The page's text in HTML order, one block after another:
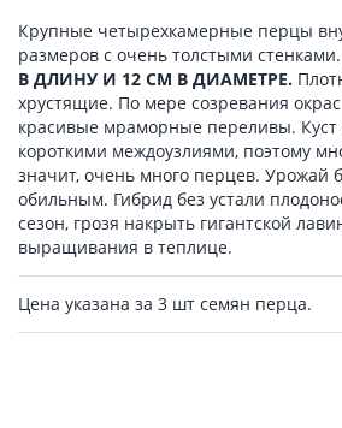
Крупные четырехкамерные перцы
размеров с очень толстыми стенками.
В ДЛИНУ И 12 СМ В ДИАМЕТРЕ.
хрустящие. По мере созревания
красивые мраморные переливы.
короткими междоузлиями, поэтому
значит, очень много перцев. Урожай
обильным. Гибрид без устали
сезон, грозя накрыть гигантской
выращивания в теплице.
Цена указана за 3 шт семян перца.